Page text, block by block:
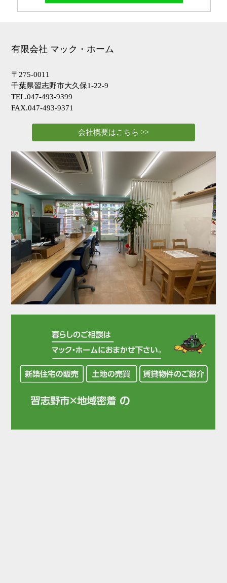
有限会社 マック・ホーム
〒275-0011
千葉県習志野市大久保1-22-9
TEL.047-493-9399
FAX.047-493-9371
会社概要はこちら >>